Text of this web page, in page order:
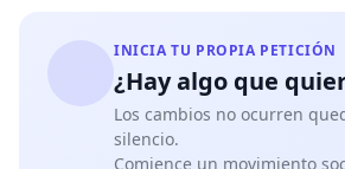
INICIA TU PROPIA PETICIÓN
¿Hay algo que
Los cambios no ocurren
silencio.
Comience un movimiento